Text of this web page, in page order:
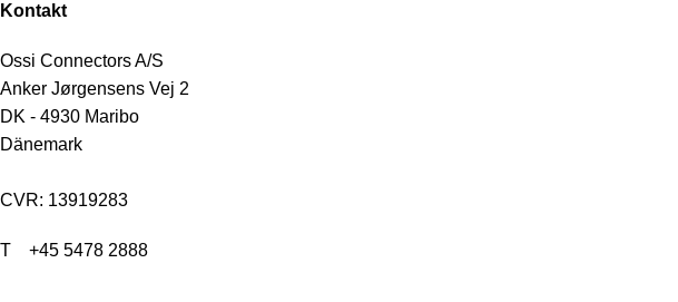
Kontakt
Ossi Connectors A/S
Anker Jørgensens Vej 2
DK - 4930 Maribo
Dänemark
CVR: 13919283
T +45 5478 2888